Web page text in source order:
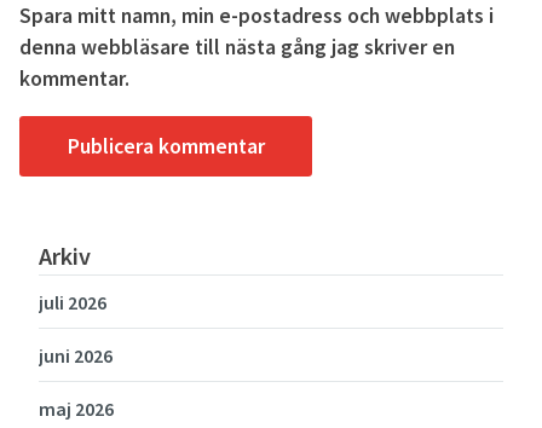
Spara mitt namn, min e-postadress och webbplats i
denna webbläsare till nästa gång jag skriver en
kommentar.
Arkiv
juli 2026
juni 2026
maj 2026